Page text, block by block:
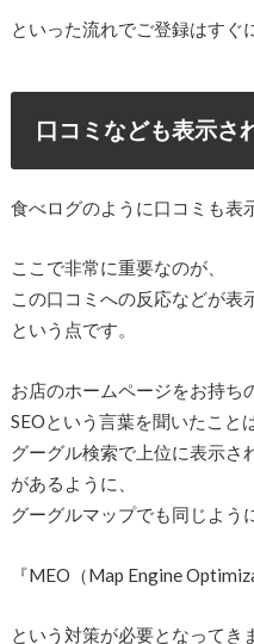
といった流れでご登録はすぐ
口コミなども表示さ
食べログのように口コミも表
ここで非常に重要なのが、
この口コミへの反応などが表
という点です。
お店のホームページをお持ち
SEOという言葉を聞いたこと
グーグル検索で上位に表示さ
があるように、
グーグルマップでも同じよう
『MEO（Map Engine
という対策が必要となってき